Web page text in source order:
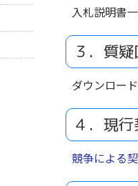
入札説明書
３．質
ダウンロー
４．現
競争による